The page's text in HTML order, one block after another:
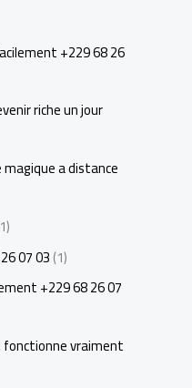
+229 68 26
riche un jour
a distance
07 03(1)
+229 68 26 07
fonctionne vraiment